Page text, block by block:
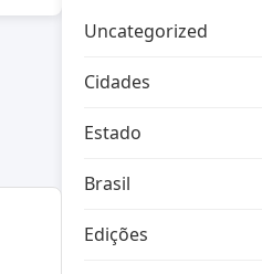
Uncategorized
Cidades
Estado
Brasil
Edições